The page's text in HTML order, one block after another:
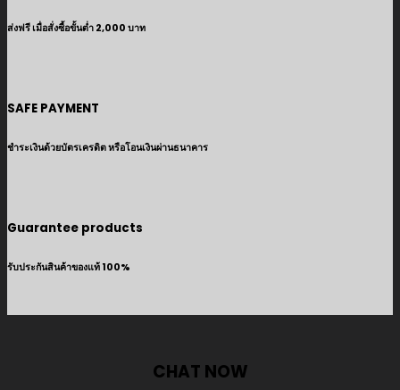
ส่งฟรี เมื่อสั่งซื้อขั้นต่ำ 2,000 บาท
SAFE PAYMENT
ชำระเงินด้วยบัตรเครดิต หรือโอนเงินผ่านธนาคาร
Guarantee products
รับประกันสินค้าของแท้ 100%
CHAT NOW